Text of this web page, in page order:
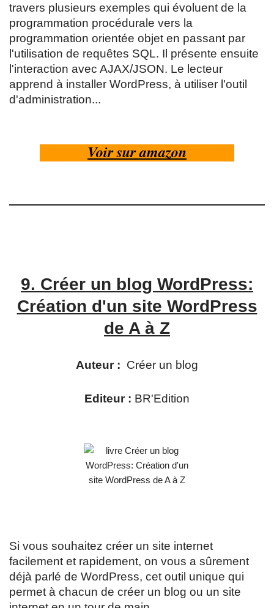
travers plusieurs exemples qui évoluent de la
programmation procédurale vers la
programmation orientée objet en passant par
l'utilisation de requêtes SQL. Il présente ensuite
l'interaction avec AJAX/JSON. Le lecteur
apprend à installer WordPress, à utiliser l'outil
d'administration...
Voir sur amazon
9. Créer un blog WordPress:
Création d'un site WordPress
de A à Z
Auteur : Créer un blog
Editeur : BR'Edition
Si vous souhaitez créer un site internet
facilement et rapidement, on vous a sûrement
déjà parlé de WordPress, cet outil unique qui
permet à chacun de créer un blog ou un site